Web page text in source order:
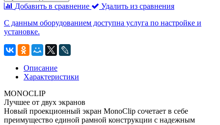
Добавить в сравнение
Удалить из сравнения
С данным оборудованием доступна услуга по настройке и
установке.
Описание
Характеристики
MONOCLIP
Лучшее от двух экранов
Новый проекционный экран MonoClip сочетает в себе
преимущество единой рамной конструкции с надежным